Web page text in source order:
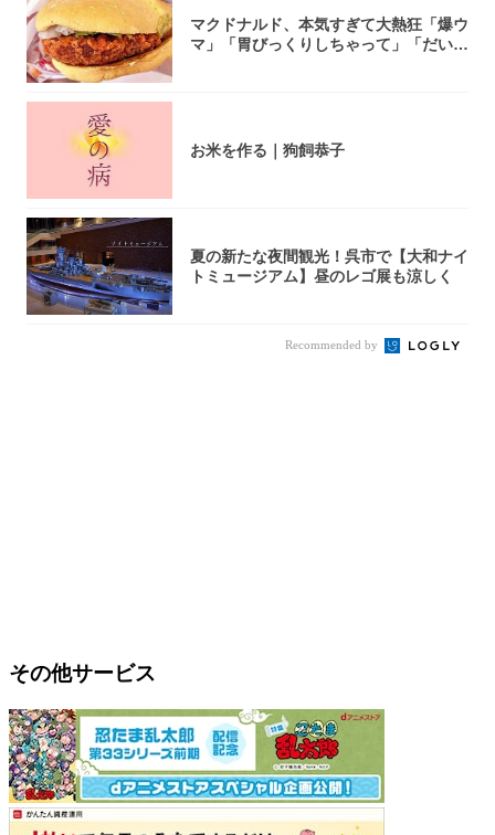
マクドナルド、本気すぎて大熱狂「爆ウ
マ」「胃びっくりしちゃって」「だいぶ
お米を作る｜狗飼恭子
夏の新たな夜間観光！呉市で【大和ナイ
トミュージアム】昼のレゴ展も涼しく
Recommended by
その他サービス